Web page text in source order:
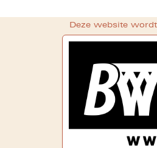
Deze website